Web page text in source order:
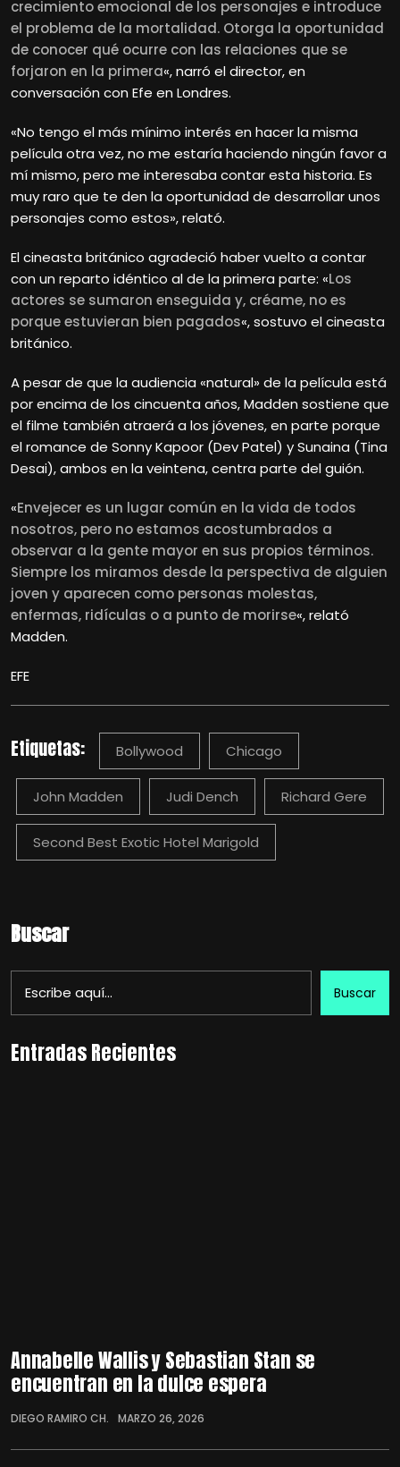
crecimiento emocional de los personajes e introduce
el problema de la mortalidad. Otorga la oportunidad
de conocer qué ocurre con las relaciones que se
forjaron en la primera«, narró el director, en
conversación con Efe en Londres.
«No tengo el más mínimo interés en hacer la misma
película otra vez, no me estaría haciendo ningún favor a
mí mismo, pero me interesaba contar esta historia. Es
muy raro que te den la oportunidad de desarrollar unos
personajes como estos», relató.
El cineasta británico agradeció haber vuelto a contar
con un reparto idéntico al de la primera parte: «Los
actores se sumaron enseguida y, créame, no es
porque estuvieran bien pagados«, sostuvo el cineasta
británico.
A pesar de que la audiencia «natural» de la película está
por encima de los cincuenta años, Madden sostiene que
el filme también atraerá a los jóvenes, en parte porque
el romance de Sonny Kapoor (Dev Patel) y Sunaina (Tina
Desai), ambos en la veintena, centra parte del guión.
«Envejecer es un lugar común en la vida de todos
nosotros, pero no estamos acostumbrados a
observar a la gente mayor en sus propios términos.
Siempre los miramos desde la perspectiva de alguien
joven y aparecen como personas molestas,
enfermas, ridículas o a punto de morirse«, relató
Madden.
EFE
Etiquetas: Bollywood Chicago
John Madden Judi Dench Richard Gere
Second Best Exotic Hotel Marigold
Buscar
Buscar
Entradas Recientes
Annabelle Wallis y Sebastian Stan se
encuentran en la dulce espera
DIEGO RAMIRO CH. MARZO 26, 2026